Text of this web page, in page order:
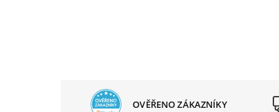
OVĚŘENO ZÁKAZNÍKY